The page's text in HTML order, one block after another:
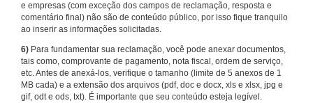
e empresas (com exceção dos campos de reclamação, resposta e
comentário final) não são de conteúdo público, por isso fique tranquilo
ao inserir as informações solicitadas.
6) Para fundamentar sua reclamação, você pode anexar documentos,
tais como, comprovante de pagamento, nota fiscal, ordem de serviço,
etc. Antes de anexá-los, verifique o tamanho (limite de 5 anexos de 1
MB cada) e a extensão dos arquivos (pdf, doc e docx, xls e xlsx, jpg e
gif, odt e ods, txt). É importante que seu conteúdo esteja legível.